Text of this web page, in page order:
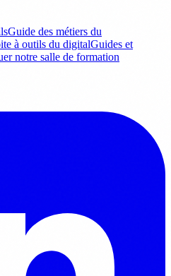
Guide des métiers du
à outils du digitalGuides et
notre salle de formation